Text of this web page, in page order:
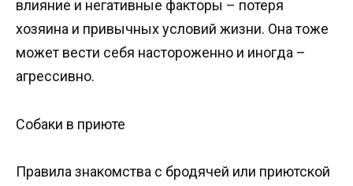
влияние и негативные факторы – потеря
хозяина и привычных условий жизни. Она тоже
может вести себя настороженно и иногда –
агрессивно.
Собаки в приюте
Правила знакомства с бродячей или приютской